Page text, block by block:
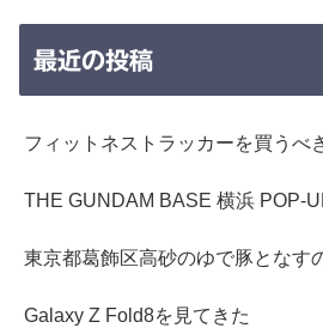
最近の投稿
フィットネストラッカーを買うべ
THE GUNDAM BASE 横浜 POP-
東京都葛飾区高砂のゆで豚となす
Galaxy Z Fold8を見てきた